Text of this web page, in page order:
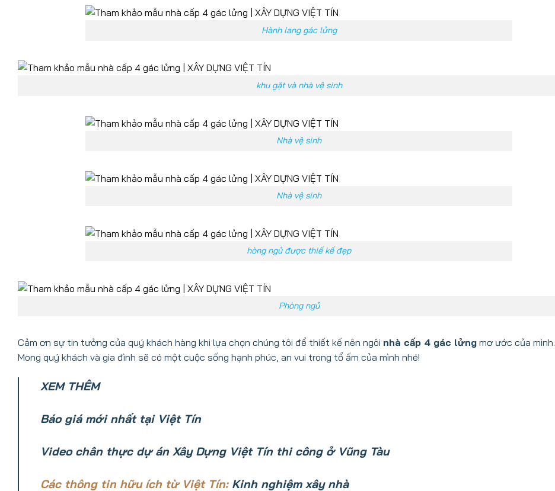
Hành lang gác lửng
khu gặt và nhà vệ sinh
Nhà vệ sinh
Nhà vệ sinh
hòng ngủ được thiế kế đẹp
Phòng ngủ
Cảm ơn sự tin tưởng của quý khách hàng khi lựa chọn chúng tôi để thiết kế nên ngôi nhà cấp 4 gác lửng mơ ước của mình.
Mong quý khách và gia đình sẽ có một cuộc sống hạnh phúc, an vui trong tổ ấm của mình nhé!
XEM THÊM
Báo giá mới nhất tại Việt Tín
Video chân thực dự án Xây Dựng Việt Tín thi công ở Vũng Tàu
Các thông tin hữu ích từ Việt Tín: Kinh nghiệm xây nhà